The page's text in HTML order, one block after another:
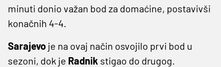
minuti donio važan bod za domaćine, postavivši
konačnih 4-4.
Sarajevo je na ovaj način osvojilo prvi bod u
sezoni, dok je Radnik stigao do drugog.